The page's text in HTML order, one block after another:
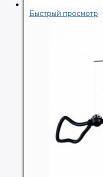
Быстрый просмотр